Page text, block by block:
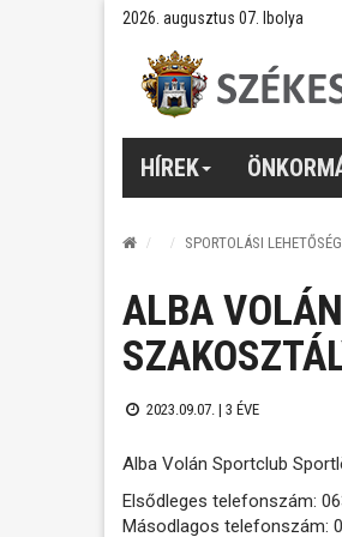
2026. augusztus 07. Ibolya
HÍREK
SPORTOLÁSI
ALBA
2023.09.07. | 3 ÉVE
Alba Volán Sportclub
Elsődleges telefonszám:
Másodlagos telefonszám: